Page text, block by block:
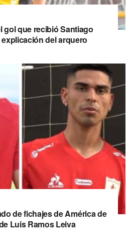
gol que recibió Santiago
del arquero
de fichajes de América de
Luis Ramos Leiva